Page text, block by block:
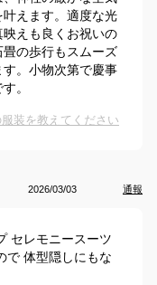
えます。適度な光
えも良くお祝いの
の歩行もスムーズ
。小物次第で慶事
。
装を教えてください
2026/03/03 通報
セレモニースーツ
で 体型隠しにもな